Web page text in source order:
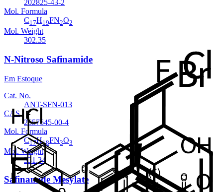
202825-43-2
Mol. Formula
C17H19FN2O2
Mol. Weight
302.35
N-Nitroso Safinamide
Em Estoque
Cat. No.
ANT-SFN-013
CAS
2657645-00-4
Mol. Formula
C17H18FN3O3
Mol. Weight
331.34
Safinamide Mesylate